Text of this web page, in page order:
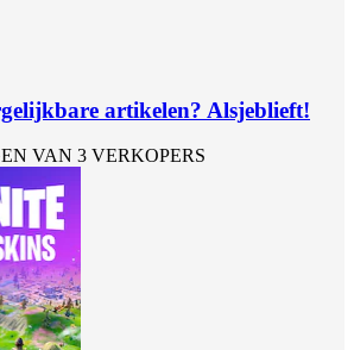
artikelen? Alsjeblieft!
VAN 3 VERKOPERS